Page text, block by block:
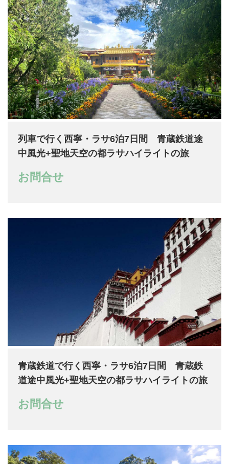
列車で行く西寧・ラサ6泊7日間 青蔵鉄道途
中風光+聖地天空の都ラサハイライトの旅
お問合せ
青蔵鉄道で行く西寧・ラサ6泊7日間 青蔵鉄
道途中風光+聖地天空の都ラサハイライトの旅
お問合せ